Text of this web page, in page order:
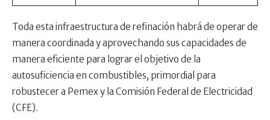
Toda esta infraestructura de refinación habrá de operar de
manera coordinada y aprovechando sus capacidades de
manera eficiente para lograr el objetivo de la
autosuficiencia en combustibles, primordial para
robustecer a Pemex y la Comisión Federal de Electricidad
(CFE).